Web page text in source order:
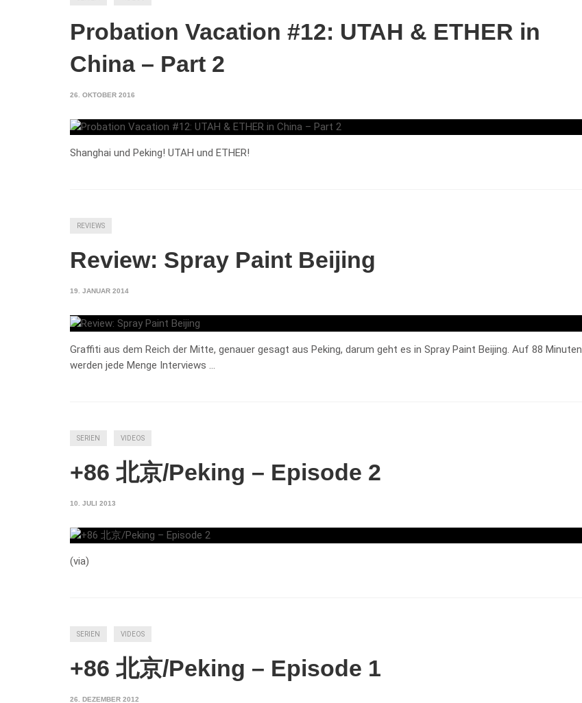
Probation Vacation #12: UTAH & ETHER in
China – Part 2
26. OKTOBER 2016
Shanghai und Peking! UTAH und ETHER!
REVIEWS
Review: Spray Paint Beijing
19. JANUAR 2014
Graffiti aus dem Reich der Mitte, genauer gesagt aus Peking, darum geht es in Spray Paint Beijing. Auf 88 Minuten
werden jede Menge Interviews …
SERIEN VIDEOS
+86 北京/Peking – Episode 2
10. JULI 2013
(via)
SERIEN VIDEOS
+86 北京/Peking – Episode 1
26. DEZEMBER 2012